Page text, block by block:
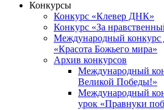
Конкурсы
Конкурс «Клевер ДНК»
Конкурс «За
Международный конкурс
«Красота Божьего мира»
Архив конкурсов
Международный
Великой Победы!»
Международный
урок «Правнуки